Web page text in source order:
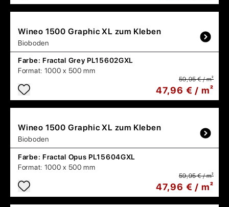
Wineo 1500 Graphic XL zum Kleben
Bioboden
Farbe: Fractal Grey PL15602GXL
Format: 1000 x 500 mm
59,95 € / m²
47,96 € / m²
Wineo 1500 Graphic XL zum Kleben
Bioboden
Farbe: Fractal Opus PL15604GXL
Format: 1000 x 500 mm
59,95 € / m²
47,96 € / m²